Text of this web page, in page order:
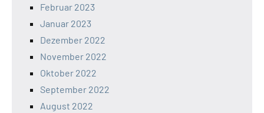
Februar 2023
Januar 2023
Dezember 2022
November 2022
Oktober 2022
September 2022
August 2022